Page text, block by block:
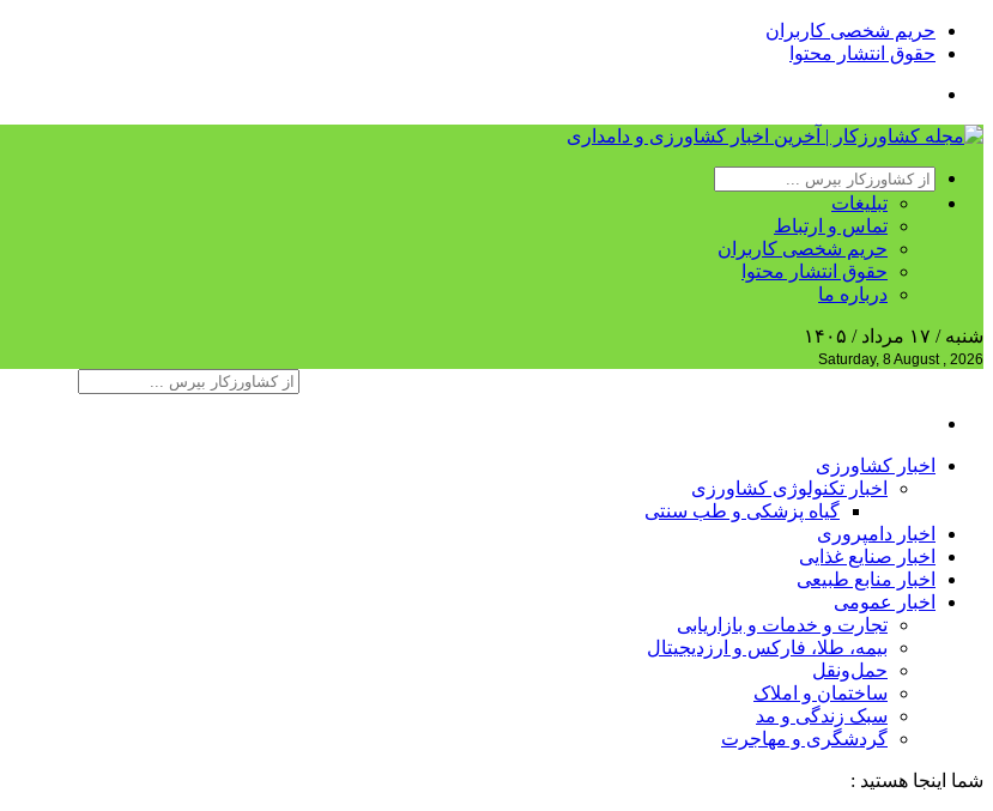
حریم شخصی کاربران
حقوق انتشار محتوا
تبلیغات
تماس و ارتباط
حریم شخصی کاربران
حقوق انتشار محتوا
درباره ما
شنبه / ۱۷ مرداد / ۱۴۰۵
Saturday, 8 August , 2026
اخبار کشاورزی
اخبار تکنولوژی کشاورزی
گیاه پزشکی و طب سنتی
اخبار دامپروری
اخبار صنایع غذایی
اخبار منابع طبیعی
اخبار عمومی
تجارت و خدمات و بازاریابی
بیمه، طلا، فارکس و ارزدیجیتال
حمل‌و‌نقل
ساختمان و املاک
سبک زندگی و مد
گردشگری و مهاجرت
شما اینجا هستید :